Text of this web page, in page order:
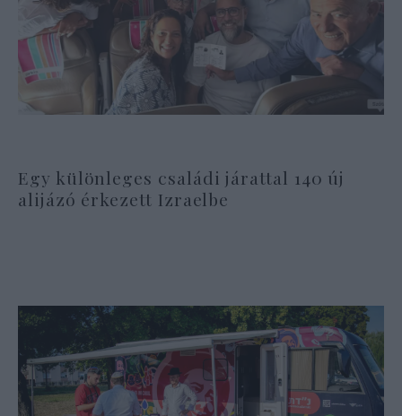
Egy különleges családi járattal 140 új
alijázó érkezett Izraelbe